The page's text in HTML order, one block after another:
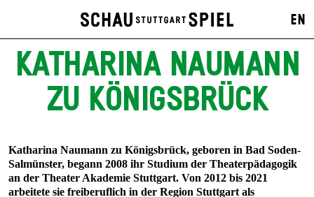
EN
KATHARINA NAUMANN
ZU KÖNIGSBRÜCK
Katharina Naumann zu Königsbrück, geboren in Bad Soden-
Salmünster, begann 2008 ihr Studium der Theaterpädagogik
an der Theater Akademie Stuttgart. Von 2012 bis 2021
arbeitete sie freiberuflich in der Region Stuttgart als